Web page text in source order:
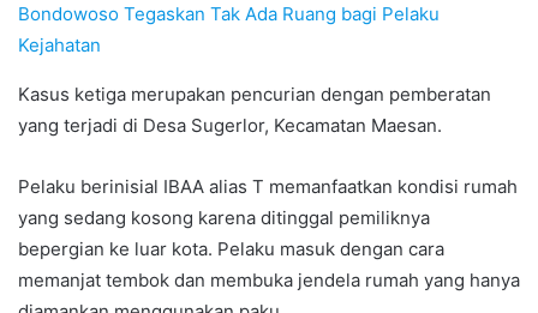
Bondowoso Tegaskan Tak Ada Ruang bagi Pelaku
Kejahatan
Kasus ketiga merupakan pencurian dengan pemberatan
yang terjadi di Desa Sugerlor, Kecamatan Maesan.
Pelaku berinisial IBAA alias T memanfaatkan kondisi rumah
yang sedang kosong karena ditinggal pemiliknya
bepergian ke luar kota. Pelaku masuk dengan cara
memanjat tembok dan membuka jendela rumah yang hanya